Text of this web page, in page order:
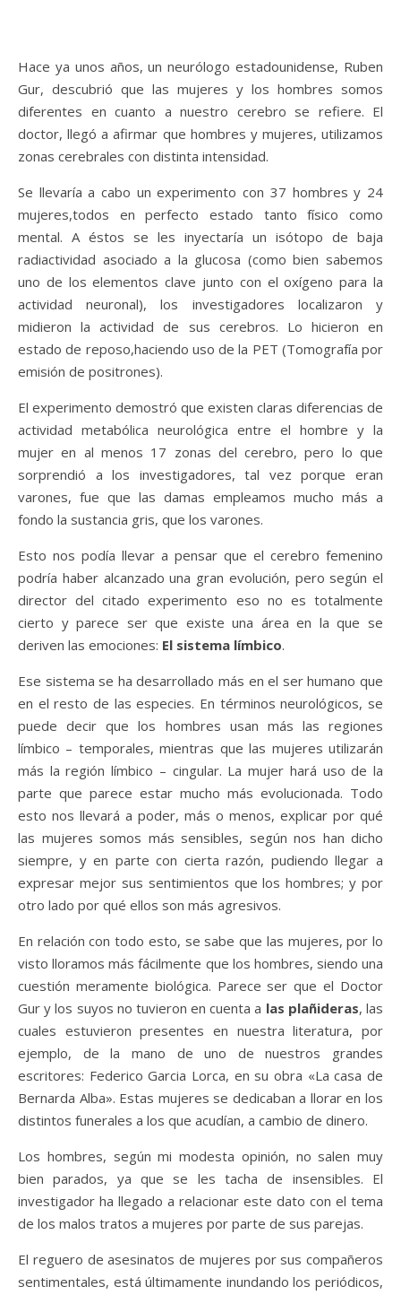
Hace ya unos años, un neurólogo estadounidense, Ruben
Gur, descubrió que las mujeres y los hombres somos
diferentes en cuanto a nuestro cerebro se refiere. El
doctor, llegó a afirmar que hombres y mujeres, utilizamos
zonas cerebrales con distinta intensidad.
Se llevaría a cabo un experimento con 37 hombres y 24
mujeres,todos en perfecto estado tanto físico como
mental. A éstos se les inyectaría un isótopo de baja
radiactividad asociado a la glucosa (como bien sabemos
uno de los elementos clave junto con el oxígeno para la
actividad neuronal), los investigadores localizaron y
midieron la actividad de sus cerebros. Lo hicieron en
estado de reposo,haciendo uso de la PET (Tomografía por
emisión de positrones).
El experimento demostró que existen claras diferencias de
actividad metabólica neurológica entre el hombre y la
mujer en al menos 17 zonas del cerebro, pero lo que
sorprendió a los investigadores, tal vez porque eran
varones, fue que las damas empleamos mucho más a
fondo la sustancia gris, que los varones.
Esto nos podía llevar a pensar que el cerebro femenino
podría haber alcanzado una gran evolución, pero según el
director del citado experimento eso no es totalmente
cierto y parece ser que existe una área en la que se
deriven las emociones: El sistema límbico.
Ese sistema se ha desarrollado más en el ser humano que
en el resto de las especies. En términos neurológicos, se
puede decir que los hombres usan más las regiones
límbico – temporales, mientras que las mujeres utilizarán
más la región límbico – cingular. La mujer hará uso de la
parte que parece estar mucho más evolucionada. Todo
esto nos llevará a poder, más o menos, explicar por qué
las mujeres somos más sensibles, según nos han dicho
siempre, y en parte con cierta razón, pudiendo llegar a
expresar mejor sus sentimientos que los hombres; y por
otro lado por qué ellos son más agresivos.
En relación con todo esto, se sabe que las mujeres, por lo
visto lloramos más fácilmente que los hombres, siendo una
cuestión meramente biológica. Parece ser que el Doctor
Gur y los suyos no tuvieron en cuenta a las plañideras, las
cuales estuvieron presentes en nuestra literatura, por
ejemplo, de la mano de uno de nuestros grandes
escritores: Federico Garcia Lorca, en su obra «La casa de
Bernarda Alba». Estas mujeres se dedicaban a llorar en los
distintos funerales a los que acudían, a cambio de dinero.
Los hombres, según mi modesta opinión, no salen muy
bien parados, ya que se les tacha de insensibles. El
investigador ha llegado a relacionar este dato con el tema
de los malos tratos a mujeres por parte de sus parejas.
El reguero de asesinatos de mujeres por sus compañeros
sentimentales, está últimamente inundando los periódicos,